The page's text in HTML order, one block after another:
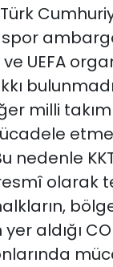
Türk
ve UEFA
milli
etme
nedenle
olarak
aldığı